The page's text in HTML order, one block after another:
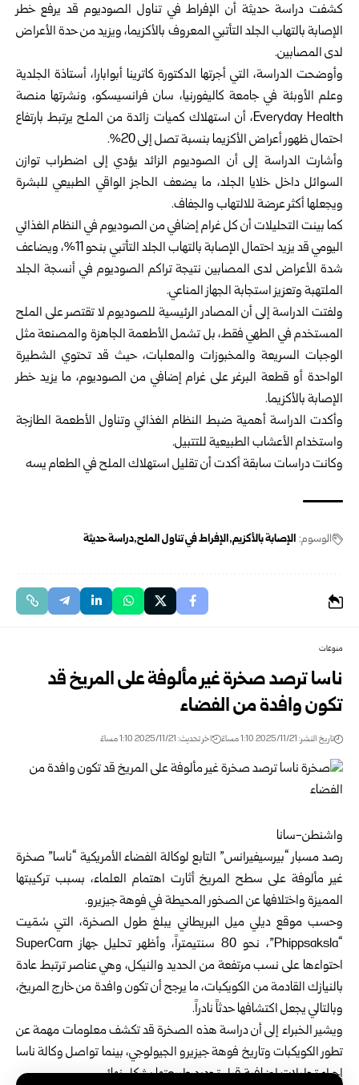
كشفت دراسة حديثة أن الإفراط في تناول الصوديوم قد يرفع خطر
الإصابة بالتهاب الجلد التأتبي المعروف بالأكزيما، ويزيد من حدة الأعراض
لدى المصابين.
وأوضحت الدراسة، التي أجرتها الدكتورة كاترينا أبوابارا، أستاذة الجلدية
وعلم الأوبئة في جامعة كاليفورنيا، سان فرانسيسكو، ونشرتها منصة
Everyday Health، أن استهلاك كميات زائدة من الملح يرتبط بارتفاع
احتمال ظهور أعراض الأكزيما بنسبة تصل إلى 20%.
وأشارت الدراسة إلى أن الصوديوم الزائد يؤدي إلى اضطراب توازن
السوائل داخل خلايا الجلد، ما يضعف الحاجز الواقي الطبيعي للبشرة
ويجعلها أكثر عرضة للالتهاب والجفاف.
كما بينت التحليلات أن كل غرام إضافي من الصوديوم في النظام الغذائي
اليومي قد يزيد احتمال الإصابة بالتهاب الجلد التأتبي بنحو 11%، ويضاعف
شدة الأعراض لدى المصابين نتيجة تراكم الصوديوم في أنسجة الجلد
الملتهبة وتعزيز استجابة الجهاز المناعي.
ولفتت الدراسة إلى أن المصادر الرئيسية للصوديوم لا تقتصر على الملح
المستخدم في الطهي فقط، بل تشمل الأطعمة الجاهزة والمصنعة مثل
الوجبات السريعة والمخبوزات والمعلبات، حيث قد تحتوي الشطيرة
الواحدة أو قطعة البرغر على غرام إضافي من الصوديوم، ما يزيد خطر
الإصابة بالأكزيما.
وأكدت الدراسة أهمية ضبط النظام الغذائي وتناول الأطعمة الطازجة
واستخدام الأعشاب الطبيعية للتتبيل.
وكانت دراسات سابقة أكدت أن تقليل استهلاك الملح في الطعام يسه
الوسوم: الإصابة بالأكزيم الإفراط في تناول الملح دراسة حديثة
منوعات
ناسا ترصد صخرة غير مألوفة على المريخ قد
تكون وافدة من الفضاء
تاريخ النشر: 2025/11/21 1:10 مساءً اخر تحديث: 2025/11/21 1:10 مساءً
واشنطن-سانا
رصد مسبار “بيرسيفيرانس” التابع لوكالة الفضاء الأمريكية “ناسا” صخرة
غير مألوفة على سطح المريخ أثارت اهتمام العلماء، بسبب تركيبتها
المميزة واختلافها عن الصخور المحيطة في فوهة جيزيرو.
وحسب موقع ديلي ميل البريطاني يبلغ طول الصخرة، التي سُمّيت
“Phippsaksla”، نحو 80 سنتيمتراً، وأظهر تحليل جهاز SuperCam
احتواءها على نسب مرتفعة من الحديد والنيكل، وهي عناصر ترتبط عادة
بالنيازك القادمة من الكويكبات، ما يرجح أن تكون وافدة من خارج المريخ،
وبالتالي يجعل اكتشافها حدثاً نادراً.
ويشير الخبراء إلى أن دراسة هذه الصخرة قد تكشف معلومات مهمة عن
تطور الكويكبات وتاريخ فوهة جيزيرو الجيولوجي، بينما تواصل وكالة ناسا
إجراء تحليلات إضافية قبل تحديد طبيعتها بشكل نهائي.